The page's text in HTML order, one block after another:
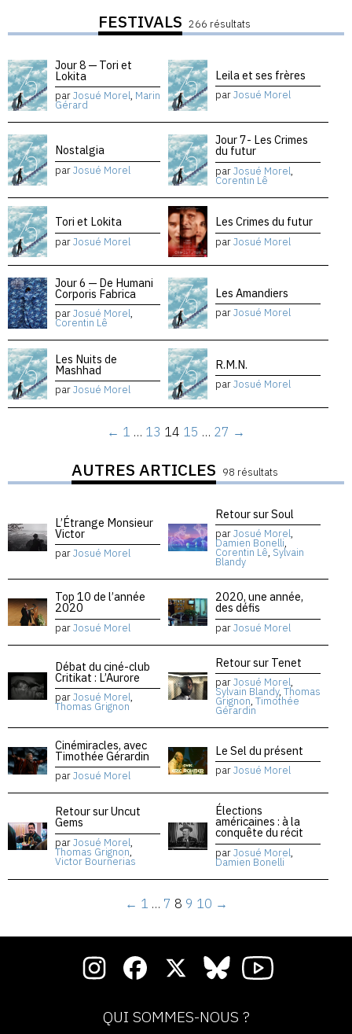
FESTIVALS 266 résultats
Jour 8 — Tori et
Lokita
parJosué Morel, Marin
Gérard
Leila et ses frères
parJosué Morel
Nostalgia
parJosué Morel
Jour 7- Les Crimes
du futur
parJosué Morel,
Corentin Lê
Tori et Lokita
parJosué Morel
Les Crimes du futur
parJosué Morel
Jour 6 — De Humani
Corporis Fabrica
parJosué Morel,
Corentin Lê
Les Amandiers
parJosué Morel
Les Nuits de
Mashhad
parJosué Morel
R.M.N.
parJosué Morel
← 1 … 13 14 15 … 27 →
AUTRES ARTICLES 98 résultats
L’Étrange Monsieur
Victor
parJosué Morel
Retour sur Soul
parJosué Morel,
Damien Bonelli,
Corentin Lê, Sylvain
Blandy
Top 10 de l’année
2020
parJosué Morel
2020, une année,
des défis
parJosué Morel
Débat du ciné-club
Critikat : L’Aurore
parJosué Morel,
Thomas Grignon
Retour sur Tenet
parJosué Morel,
Sylvain Blandy, Thomas
Grignon, Timothée
Gérardin
Cinémiracles, avec
Timothée Gérardin
parJosué Morel
Le Sel du présent
parJosué Morel
Retour sur Uncut
Gems
parJosué Morel,
Thomas Grignon,
Victor Bournerias
Élections
américaines : à la
conquête du récit
parJosué Morel,
Damien Bonelli
← 1 … 7 8 9 10 →
QUI SOMMES-NOUS ?